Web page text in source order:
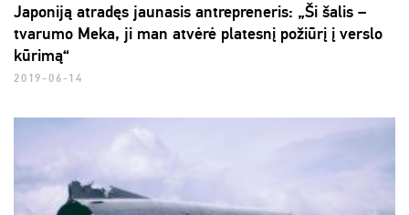
Japoniją atradęs jaunasis antrepreneris: „Ši šalis –
tvarumo Meka, ji man atvėrė platesnį požiūrį į verslo
kūrimą“
2019-06-14